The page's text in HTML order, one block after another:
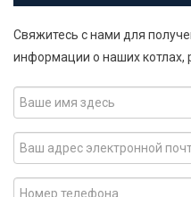
Свяжитесь с нами для
информации о наших котлах,